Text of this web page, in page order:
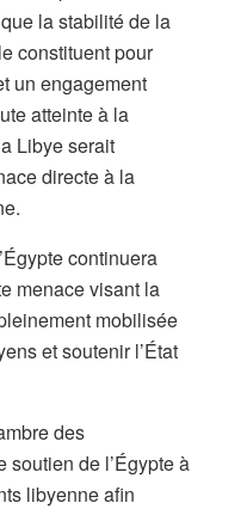
la stabilité de la
constituent pour
un engagement
atteinte à la
Libye serait
directe à la
continuera
menace visant la
mobilisée
et soutenir l’État
des
soutien de l’Égypte à
libyenne afin